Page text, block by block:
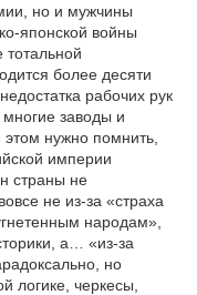
но и мужчины
японской войны
тотальной
более десяти
рабочих рук
заводы и
нужно помнить,
империи
страны не
не из-за «страха
народам»,
а… «из-за
но
логике, черкесы,